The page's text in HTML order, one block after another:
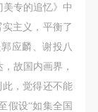
专的追忆》中
主义，平衡了
应麟、谢投八
故国内画界，
，觉得还不能
假设“如集全国